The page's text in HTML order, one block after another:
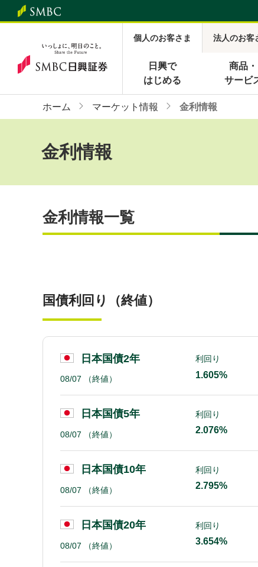
個人のお客さま 法人のお客
日興で
はじめる
商品・
サービ
ホーム マーケット情報 金利情報
金利情報
金利情報一覧
国債利回り（終値）
日本国債2年
08/07 （終値）
利回り
1.605%
日本国債5年
08/07 （終値）
利回り
2.076%
日本国債10年
08/07 （終値）
利回り
2.795%
日本国債20年
08/07 （終値）
利回り
3.654%